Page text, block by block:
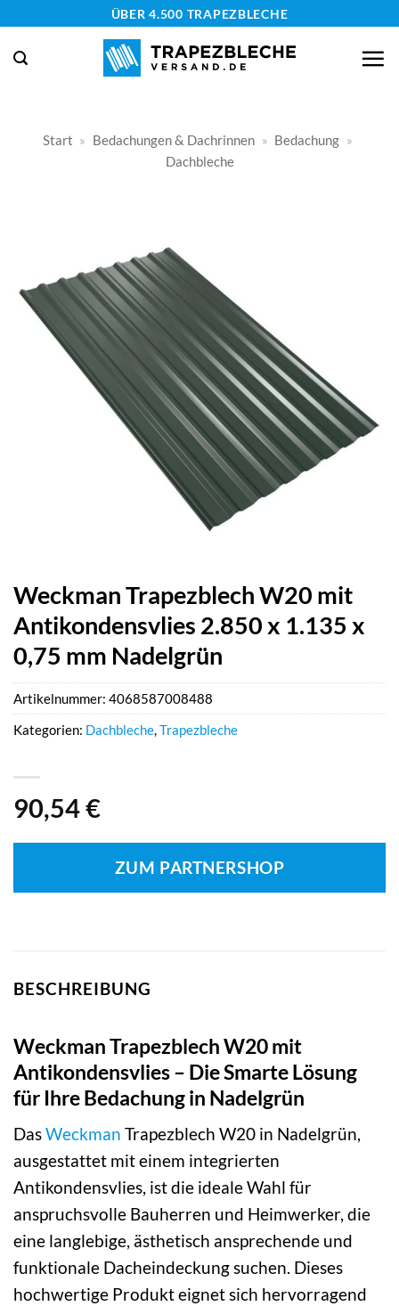
springen
ÜBER 4.500 TRAPEZBLECHE
Start » Bedachungen & Dachrinnen » Bedachung »
Dachbleche
Weckman Trapezblech W20 mit
Antikondensvlies 2.850 x 1.135 x
0,75 mm Nadelgrün
90,54€
ZUM PARTNERSHOP
Artikelnummer: 4068587008488
Kategorien: Dachbleche,Trapezbleche
BESCHREIBUNG
Weckman Trapezblech W20 mit
Antikondensvlies – Die Smarte Lösung
für Ihre Bedachung in Nadelgrün
DasWeckman Trapezblech W20 in Nadelgrün,
ausgestattet mit einem integrierten
Antikondensvlies, ist die ideale Wahl für
anspruchsvolle Bauherren und Heimwerker, die
eine langlebige, ästhetisch ansprechende und
funktionale Dacheindeckung suchen. Dieses
hochwertige Produkt eignet sich hervorragend